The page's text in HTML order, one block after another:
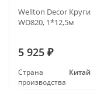
Wellton Decor Круги
WD820, 1*12,5м
5 925 ₽
Страна
производства
Китай